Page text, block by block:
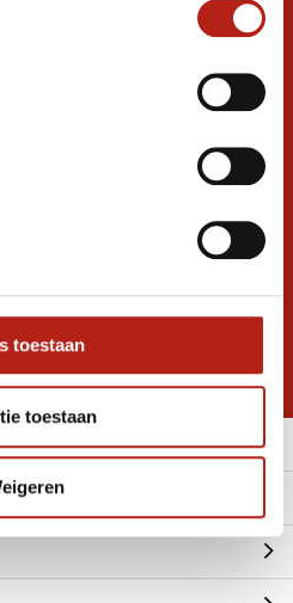
toestaan
toestaan
en
Inschrijven voor